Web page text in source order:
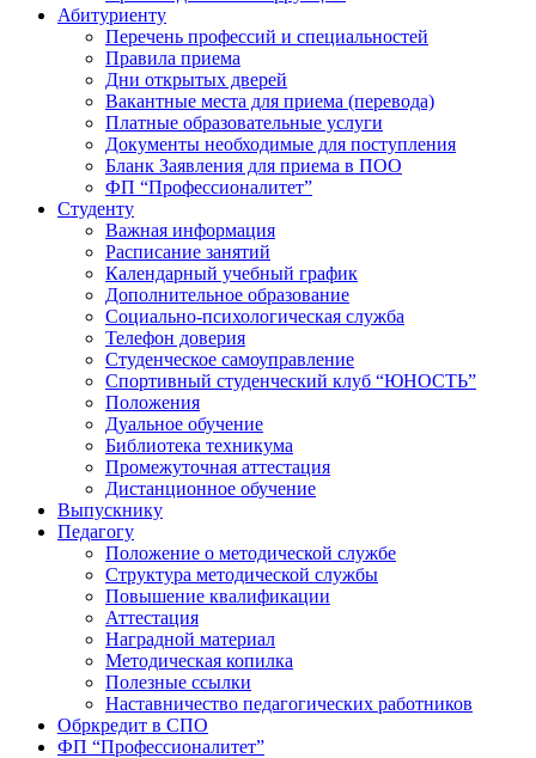
Абитуриенту
Перечень профессий и специальностей
Правила приема
Дни открытых дверей
Вакантные места для приема (перевода)
Платные образовательные услуги
Документы необходимые для поступления
Бланк Заявления для приема в ПОО
ФП “Профессионалитет”
Студенту
Важная информация
Расписание занятий
Календарный учебный график
Дополнительное образование
Социально-психологическая служба
Телефон доверия
Студенческое самоуправление
Спортивный студенческий клуб “ЮНОСТЬ”
Положения
Дуальное обучение
Библиотека техникума
Промежуточная аттестация
Дистанционное обучение
Выпускнику
Педагогу
Положение о методической службе
Структура методической службы
Повышение квалификации
Аттестация
Наградной материал
Методическая копилка
Полезные ссылки
Наставничество педагогических работников
Обркредит в СПО
ФП “Профессионалитет”